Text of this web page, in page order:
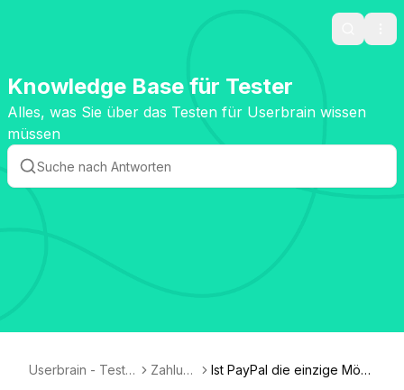
Search
Knowledge Base für Tester
Alles, was Sie über das Testen für Userbrain wissen
müssen
Userbrain - Tester
Zahlung
Ist PayPal die einzige Mögli